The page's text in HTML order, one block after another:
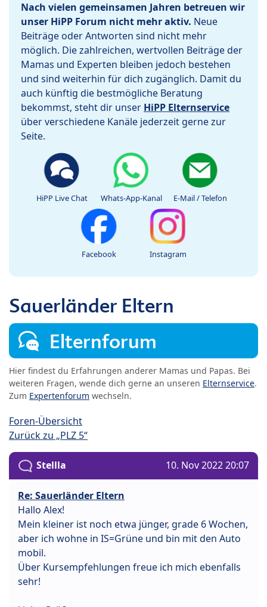
Nach vielen gemeinsamen Jahren betreuen wir
unser HiPP Forum nicht mehr aktiv. Neue
Beiträge oder Antworten sind nicht mehr
möglich. Die zahlreichen, wertvollen Beiträge der
Mamas und Experten bleiben jedoch bestehen
und sind weiterhin für dich zugänglich. Damit du
auch künftig die bestmögliche Beratung
bekommst, steht dir unser HiPP Elternservice
über verschiedene Kanäle jederzeit gerne zur
Seite.
HiPP Live Chat Whats-App-Kanal E-Mail / Telefon
Facebook Instagram
Sauerländer Eltern
Elternforum
Hier findest du Erfahrungen anderer Mamas und Papas. Bei
weiteren Fragen, wende dich gerne an unseren Elternservice.
Zum Expertenforum wechseln.
Foren-Übersicht
Zurück zu „PLZ 5“
Stellla 10. Nov 2022 20:07
Re: Sauerländer Eltern
Hallo Alex!
Mein kleiner ist noch etwa jünger, grade 6 Wochen,
aber ich wohne in IS=Grüne und bin mit den Auto
mobil.
Über Kursempfehlungen freue ich mich ebenfalls
sehr!